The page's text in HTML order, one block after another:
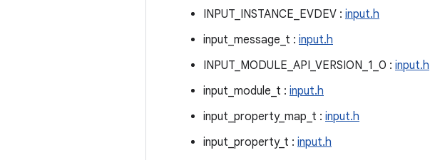
INPUT_INSTANCE_EVDEV : input.h
input_message_t : input.h
INPUT_MODULE_API_VERSION_1_0 : input.h
input_module_t : input.h
input_property_map_t : input.h
input_property_t : input.h